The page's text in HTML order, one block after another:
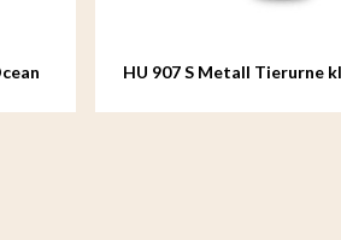
HU 907 S Metall Tierurne klein -